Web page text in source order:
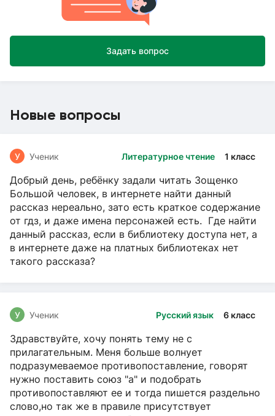
Задать вопрос
Новые вопросы
Литературное чтение 1 класс
У Ученик
Добрый день, ребёнку задали читать Зощенко
Большой человек, в интернете найти данный
рассказ нереально, зато есть краткое содержание
от гдз, и даже имена персонажей есть. Где найти
данный рассказ, если в библиотеку доступа нет, а
в интернете даже на платных библиотеках нет
такого рассказа?
Русский язык 6 класс
У Ученик
Здравствуйте, хочу понять тему не с
прилагательным. Меня больше волнует
подразумеваемое противопоставление, говорят
нужно поставить союз "а" и подобрать
противопоставляют ее и тогда пишется раздельно
слово,но так же в правиле присутствует